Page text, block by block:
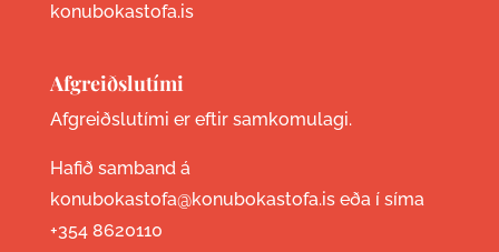
konubokastofa.is
Afgreiðslutími
Afgreiðslutími er eftir samkomulagi.
Hafið samband á
konubokastofa@konubokastofa.is eða í síma
+354 8620110